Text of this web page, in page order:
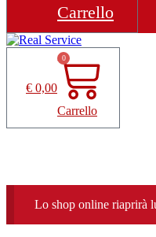
Carrello
€ 0,00
0
Carrello
Lo shop online riaprirà